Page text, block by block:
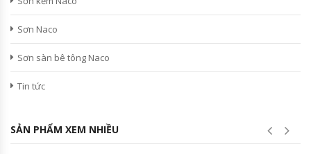
Sơn Naco
Sơn sàn bê tông Naco
Tin tức
SẢN PHẨM XEM NHIỀU